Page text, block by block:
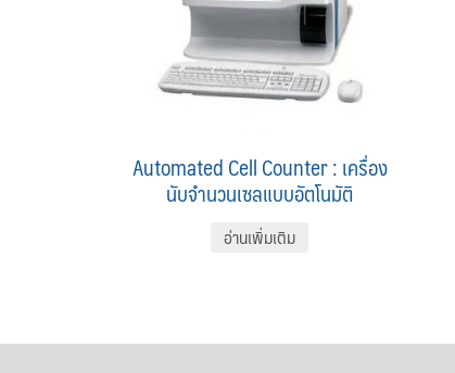
Automated Cell Counter : เครื่อง
นับจำนวนเซลแบบอัตโนมัติ
อ่านเพิ่มเติม